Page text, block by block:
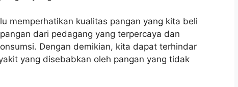
memperhatikan kualitas pangan yang kita beli
dari pedagang yang terpercaya dan
Dengan demikian, kita dapat terhindar
yang disebabkan oleh pangan yang tidak